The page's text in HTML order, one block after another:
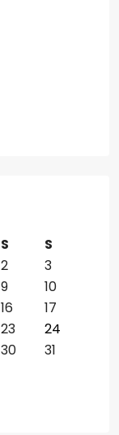
S
S
2
3
9
10
16
17
23
24
30 31